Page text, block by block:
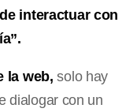
interactuar con
la web, solo hay
dialogar con un